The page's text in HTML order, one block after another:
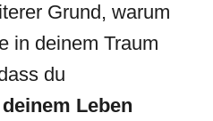
Grund, warum
in deinem Traum
du
Leben